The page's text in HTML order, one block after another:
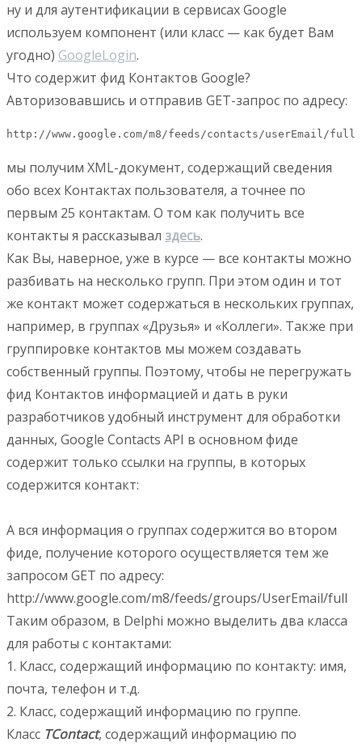
ну и для аутентификации в сервисах Google
используем компонент (или класс — как будет Вам
угодно) GoogleLogin.
Что содержит фид Контактов Google?
Авторизовавшись и отправив GET-запрос по адресу:
http://www.google.com/m8/feeds/contacts/userEmail/full
мы получим XML-документ, содержащий сведения
обо всех Контактах пользователя, а точнее по
первым 25 контактам. О том как получить все
контакты я рассказывал здесь.
Как Вы, наверное, уже в курсе — все контакты можно
разбивать на несколько групп. При этом один и тот
же контакт может содержаться в нескольких группах,
например, в группах «Друзья» и «Коллеги». Также при
группировке контактов мы можем создавать
собственный группы. Поэтому, чтобы не перегружать
фид Контактов информацией и дать в руки
разработчиков удобный инструмент для обработки
данных, Google Contacts API в основном фиде
содержит только ссылки на группы, в которых
содержится контакт:
А вся информация о группах содержится во втором
фиде, получение которого осуществляется тем же
запросом GET по адресу:
http://www.google.com/m8/feeds/groups/UserEmail/full
Таким образом, в Delphi можно выделить два класса
для работы с контактами:
1. Класс, содержащий информацию по контакту: имя,
почта, телефон и т.д.
2. Класс, содержащий информацию по группе.
Класс TContact, содержащий информацию по